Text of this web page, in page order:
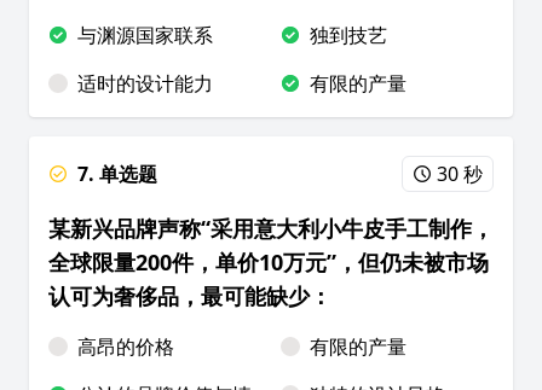
与渊源国家联系
独到技艺
适时的设计能力
有限的产量
7. 单选题 30 秒
某新兴品牌声称“采用意大利小牛皮手工制作，
全球限量200件，单价10万元”，但仍未被市场
认可为奢侈品，最可能缺少：
高昂的价格
有限的产量